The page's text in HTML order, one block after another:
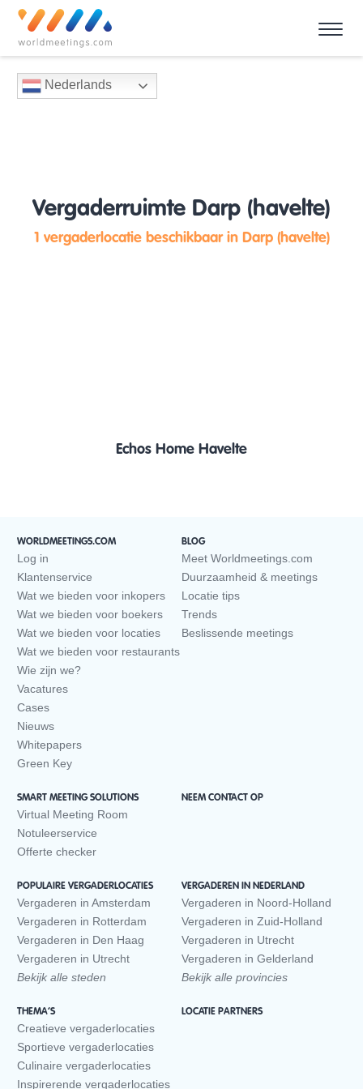
Nederlands
Vergaderruimte Darp (havelte)
1 vergaderlocatie beschikbaar in Darp (havelte)
Echos Home Havelte
WORLDMEETINGS.COM
Log in
Klantenservice
Wat we bieden voor inkopers
Wat we bieden voor boekers
Wat we bieden voor locaties
Wat we bieden voor restaurants
Wie zijn we?
Vacatures
Cases
Nieuws
Whitepapers
Green Key
BLOG
Meet Worldmeetings.com
Duurzaamheid & meetings
Locatie tips
Trends
Beslissende meetings
SMART MEETING SOLUTIONS
Virtual Meeting Room
Notuleerservice
Offerte checker
NEEM CONTACT OP
POPULAIRE VERGADERLOCATIES
Vergaderen in Amsterdam
Vergaderen in Rotterdam
Vergaderen in Den Haag
Vergaderen in Utrecht
Bekijk alle steden
VERGADEREN IN NEDERLAND
Vergaderen in Noord-Holland
Vergaderen in Zuid-Holland
Vergaderen in Utrecht
Vergaderen in Gelderland
Bekijk alle provincies
THEMA’S
Creatieve vergaderlocaties
Sportieve vergaderlocaties
Culinaire vergaderlocaties
Inspirerende vergaderlocaties
LOCATIE PARTNERS